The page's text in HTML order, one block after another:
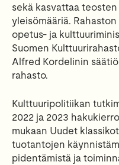
sekä kasvattaa
yleisömääriä.
opetus- ja
Suomen
Alfred Kordelinin
rahasto.
Kulttuuripolitiikan
2022 ja 2023
mukaan Uudet
tuotantojen
pidentämistä ja